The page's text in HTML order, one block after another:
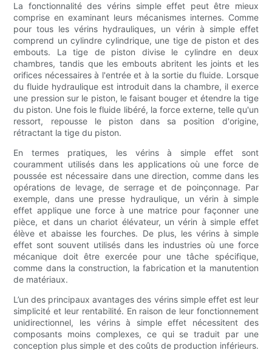
La fonctionnalité des vérins simple effet peut être mieux
comprise en examinant leurs mécanismes internes. Comme
pour tous les vérins hydrauliques, un vérin à simple effet
comprend un cylindre cylindrique, une tige de piston et des
embouts. La tige de piston divise le cylindre en deux
chambres, tandis que les embouts abritent les joints et les
orifices nécessaires à l'entrée et à la sortie du fluide. Lorsque
du fluide hydraulique est introduit dans la chambre, il exerce
une pression sur le piston, le faisant bouger et étendre la tige
du piston. Une fois le fluide libéré, la force externe, telle qu'un
ressort, repousse le piston dans sa position d'origine,
rétractant la tige du piston.
En termes pratiques, les vérins à simple effet sont
couramment utilisés dans les applications où une force de
poussée est nécessaire dans une direction, comme dans les
opérations de levage, de serrage et de poinçonnage. Par
exemple, dans une presse hydraulique, un vérin à simple
effet applique une force à une matrice pour façonner une
pièce, et dans un chariot élévateur, un vérin à simple effet
élève et abaisse les fourches. De plus, les vérins à simple
effet sont souvent utilisés dans les industries où une force
mécanique doit être exercée pour une tâche spécifique,
comme dans la construction, la fabrication et la manutention
de matériaux.
L’un des principaux avantages des vérins simple effet est leur
simplicité et leur rentabilité. En raison de leur fonctionnement
unidirectionnel, les vérins à simple effet nécessitent des
composants moins complexes, ce qui se traduit par une
conception plus simple et des coûts de production inférieurs.